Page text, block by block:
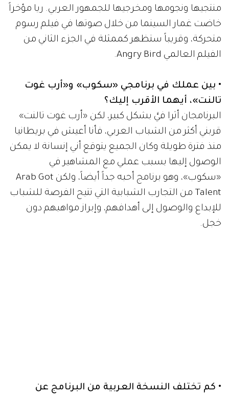
منتجيها ونجومها ومخرجيها للجمهور العربي. ريا مؤخراً
خاضت غمار السينما من خلال صوتها في فيلم رسوم
متحركة، وقريباً ستظهر كممثلة في الجزء الثاني من
الفيلم العالمي Angry Bird.
• بين عملك في برنامجي «سكوب» و«أرب غوت
تالنت»، أيهما الأقرب إليك؟
البرنامجان أثرا فيَّ بشكل كبير، لكن «أرب غوت تالنت»
قربني أكثر من الشباب العربي، فأنا أعيش في بريطانيا
منذ فترة طويلة وكان الجميع يتوقع أني إنسانة لا يمكن
الوصول إليها بسبب عملي مع المشاهير في
«سكوب»، وهو برنامج أحبه جداً أيضاً، ولكن Arab Got
Talent من التجارب الشبابية التي تتيح الفرصة للشباب
للإبداع والوصول إلى أهدافهم، وإبراز مواهبهم دون
خجل.
• كم تختلف النسخة العربية من البرنامج عن